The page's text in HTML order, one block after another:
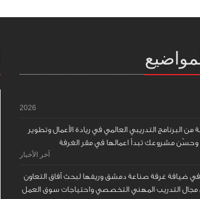
2026
من البرنامج التدريبي العالمي في ريادة الأعمال وتطوير
وحسّن مشروعك تبدأ اعمالها في مقر الغرفة
آخر الأخبار
ضيافة غرفة صناعة دمشق وريفها لبحث آفاق التعاون
التدريب المهني التخصصي واحتياجات سوق العمل